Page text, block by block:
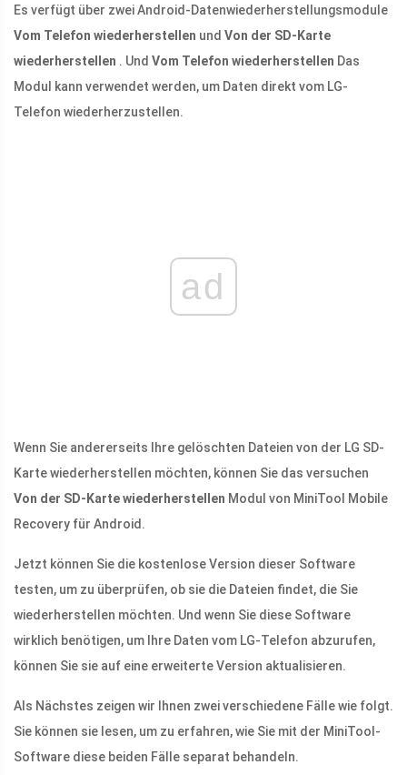
Es verfügt über zwei Android-Datenwiederherstellungsmodule
Vom Telefon wiederherstellen und Von der SD-Karte
wiederherstellen . Und Vom Telefon wiederherstellen Das
Modul kann verwendet werden, um Daten direkt vom LG-
Telefon wiederherzustellen.
ad
Wenn Sie andererseits Ihre gelöschten Dateien von der LG SD-
Karte wiederherstellen möchten, können Sie das versuchen
Von der SD-Karte wiederherstellen Modul von MiniTool Mobile
Recovery für Android.
Jetzt können Sie die kostenlose Version dieser Software
testen, um zu überprüfen, ob sie die Dateien findet, die Sie
wiederherstellen möchten. Und wenn Sie diese Software
wirklich benötigen, um Ihre Daten vom LG-Telefon abzurufen,
können Sie sie auf eine erweiterte Version aktualisieren.
Als Nächstes zeigen wir Ihnen zwei verschiedene Fälle wie folgt.
Sie können sie lesen, um zu erfahren, wie Sie mit der MiniTool-
Software diese beiden Fälle separat behandeln.